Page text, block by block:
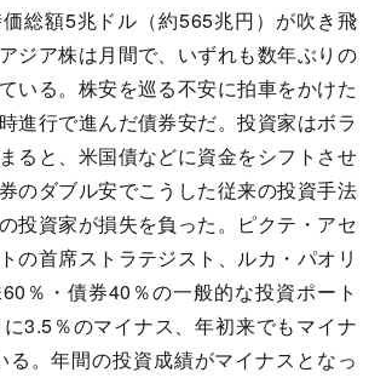
総額5兆ドル（約565兆円）が吹き飛
ジア株は月間で、いずれも数年ぶりの
いる。株安を巡る不安に拍車をかけた
進行で進んだ債券安だ。投資家はボラ
ると、米国債などに資金をシフトさせ
のダブル安でこうした従来の投資手法
投資家が損失を負った。ピクテ・アセ
の首席ストラテジスト、ルカ・パオリ
％・債券40％の一般的な投資ポート
3.5％のマイナス、年初来でもマイナ
る。年間の投資成績がマイナスとなっ